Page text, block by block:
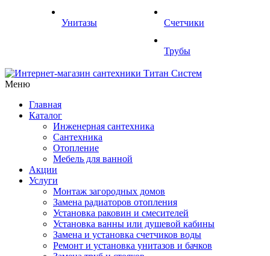
Унитазы Счетчики
Трубы
Меню
Главная
Каталог
Инженерная сантехника
Сантехника
Отопление
Мебель для ванной
Акции
Услуги
Монтаж загородных домов
Замена радиаторов отопления
Установка раковин и смесителей
Установка ванны или душевой кабины
Замена и установка счетчиков воды
Ремонт и установка унитазов и бачков